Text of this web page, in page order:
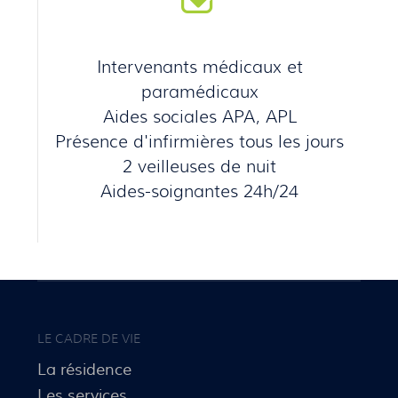
Intervenants médicaux et
paramédicaux
Aides sociales APA, APL
Présence d'infirmières tous les jours
2 veilleuses de nuit
Aides-soignantes 24h/24
LE CADRE DE VIE
La résidence